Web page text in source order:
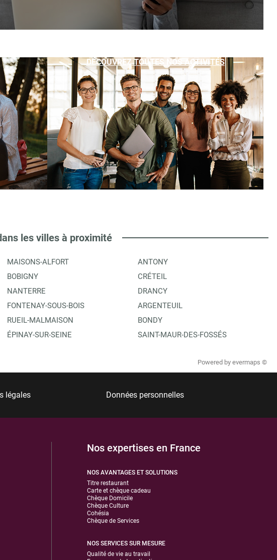
DÉCOUVREZ TOUTES NOS ACTIVITÉS
les villes à proximité
MAISONS-ALFORT
BOBIGNY
NANTERRE
FONTENAY-SOUS-BOIS
RUEIL-MALMAISON
ÉPINAY-SUR-SEINE
ANTONY
CRÉTEIL
DRANCY
ARGENTEUIL
BONDY
SAINT-MAUR-DES-FOSSÉS
Powered by evermaps ©
légales Données personnelles
Nos expertises en France
NOS AVANTAGES ET SOLUTIONS
Titre restaurant
Carte et chèque cadeau
Chèque Domicile
Chèque Culture
Cohésia
Chèque de Services
NOS SERVICES SUR MESURE
Qualité de vie au travail